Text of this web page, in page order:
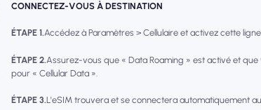
CONNECTEZ-VOUS À DESTINATION
ÉTAPE 1.Accédez à Paramètres > Cellulaire et activez cette
ÉTAPE 2.Assurez-vous que « Data Roaming » est activé et
pour « Cellular Data ».
ÉTAPE 3.L'eSIM trouvera et se connectera automatiquement